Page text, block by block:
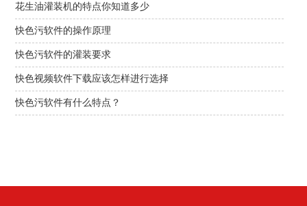
花生油灌装机的特点你知道多少
快色污软件的操作原理
快色污软件的灌装要求
快色视频软件下载应该怎样进行选择
快色污软件有什么特点？